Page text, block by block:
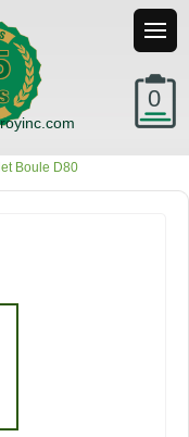
0
Boule D80